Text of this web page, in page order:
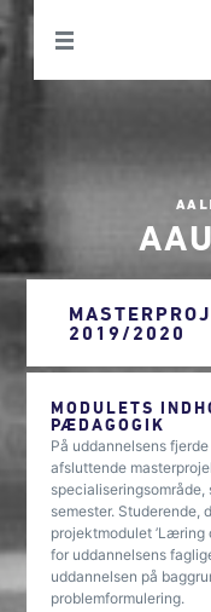
2019/2020
MODULETS
PÆDAGOGIK
På uddannelsens
afsluttende
semester. Studerende,
projektmodulet ’Læring
for uddannelsens
uddannelsen på
problemformulering.